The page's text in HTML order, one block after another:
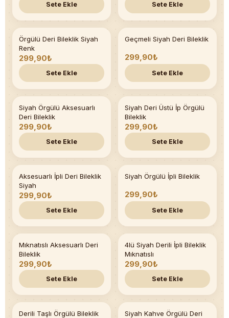
Sete Ekle Sete Ekle
Örgülü Deri Bileklik Siyah
Renk
299,90₺
Sete Ekle
Son 2 adet
Geçmeli Siyah Deri Bileklik
299,90₺
Sete Ekle
Siyah Örgülü Aksesuarlı
Deri Bileklik
299,90₺
Sete Ekle
Siyah Deri Üstü İp Örgülü
Bileklik
299,90₺
Sete Ekle
Son 4 adet
Aksesuarlı İpli Deri Bileklik
Siyah
299,90₺
Sete Ekle
Siyah Örgülü İpli Bileklik
299,90₺
Sete Ekle
Mıknatıslı Aksesuarlı Deri
Bileklik
299,90₺
Sete Ekle
4lü Siyah Derili İpli Bileklik
Mıknatıslı
299,90₺
Sete Ekle
Derili Taşlı Örgülü Bileklik
Son 5 adet
Siyah Kahve Örgülü Deri